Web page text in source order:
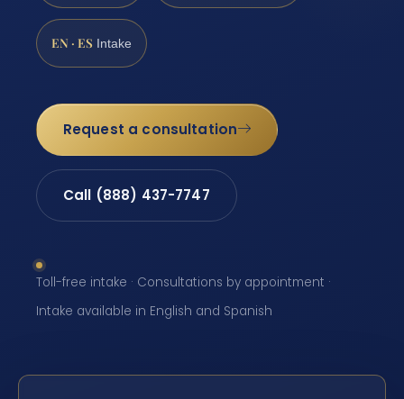
EN · ES Intake
Request a consultation
Call (888) 437-7747
Toll-free intake · Consultations by appointment ·
Intake available in English and Spanish